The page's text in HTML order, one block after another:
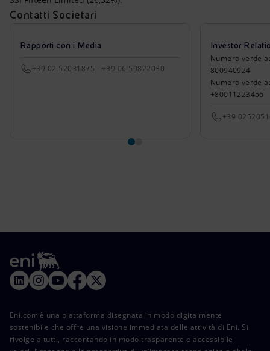
Contatti Societari
Rapporti con i Media
+39 02 52031875 - +39 06 59822030
Investor
Numero verde
800940924
Numero verde
+80011223456
+39
Eni.com è una piattaforma disegnata in modo digitalmente
sostenibile che offre una visione immediata delle attività di Eni. Si
rivolge a tutti, raccontando in modo trasparente e accessibile i